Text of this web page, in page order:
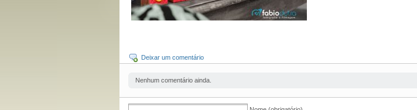
Deixar um comentário
Nenhum comentário ainda.